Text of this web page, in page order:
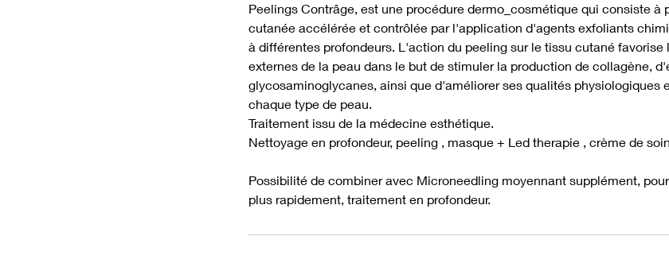
Peelings Contrâge, est une procédure dermo_cosmétique qui consiste à
cutanée accélérée et contrôlée par l'application d'agents exfoliants
à différentes profondeurs. L'action du peeling sur le tissu cutané
externes de la peau dans le but de stimuler la production de collagène,
glycosaminoglycanes, ainsi que d'améliorer ses qualités physiologiques
chaque type de peau.
Traitement issu de la médecine esthétique.
Nettoyage en profondeur, peeling , masque + Led therapie , crème de
Possibilité de combiner avec Microneedling moyennant supplément,
plus rapidement, traitement en profondeur.